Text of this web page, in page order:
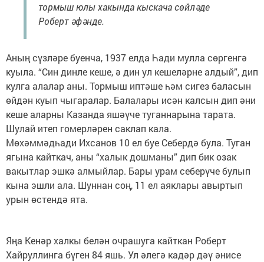
тормыш юлы хакында кыскача сөйләде
Роберт әфәнде.
Аның сүзләре буенча, 1937 елда Һади мулла сөргенгә
куыла. “Син динле кеше, ә дин ул кешеләрне алдый”, дип
кулга алалар аны. Тормыш иптәше һәм сигез баласын
өйдән куып чыгаралар. Балалары исән калсын дип әни
кеше аларны Казанда яшәүче туганнарына тарата.
Шулай итеп гомерләрен саклап кала.
Мөхәммәдһади Ихсанов 10 ел буе Себердә була. Туган
ягына кайткач, аны “халык дошманы” дип бик озак
вакытлар эшкә алмыйлар. Бары урам себерүче булып
кына эшли ала. Шуннан соң, 11 ел аяклары авыртып
урын өстендә ята.
Яңа Кенәр халкы белән очрашуга кайткан Роберт
Хайруллинга бүген 84 яшь. Ул әлегә кадәр дәү әнисе